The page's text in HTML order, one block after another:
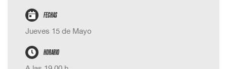
FECHAS
Jueves 15 de Mayo
HORARIO